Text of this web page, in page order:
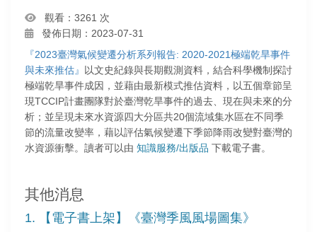
觀看：3261 次
發佈日期：2023-07-31
『2023臺灣氣候變遷分析系列報告: 2020-2021極端乾旱事件
與未來推估』
以文史紀錄與長期觀測資料，結合科學機制探討
極端乾旱事件成因，並藉由最新模式推估資料，以五個章節呈
現TCCIP計畫團隊對於臺灣乾旱事件的過去、現在與未來的分
析；並呈現未來水資源四大分區共20個流域集水區在不同季
節的流量改變率，藉以評估氣候變遷下季節降雨改變對臺灣的
水資源衝擊。讀者可以由 知識服務/出版品 下載電子書。
其他消息
1. 【電子書上架】《臺灣季風風場圖集》